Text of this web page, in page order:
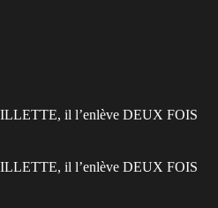
il l’enlève DEUX FOIS
il l’enlève DEUX FOIS